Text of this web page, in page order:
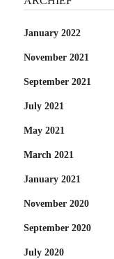
January 2022
November 2021
September 2021
July 2021
May 2021
March 2021
January 2021
November 2020
September 2020
July 2020